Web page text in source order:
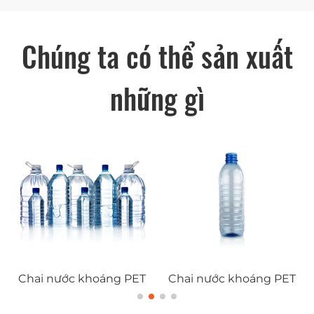
Chúng ta có thể sản xuất
những gì
Chai nước khoáng PET Chai nước khoáng PET